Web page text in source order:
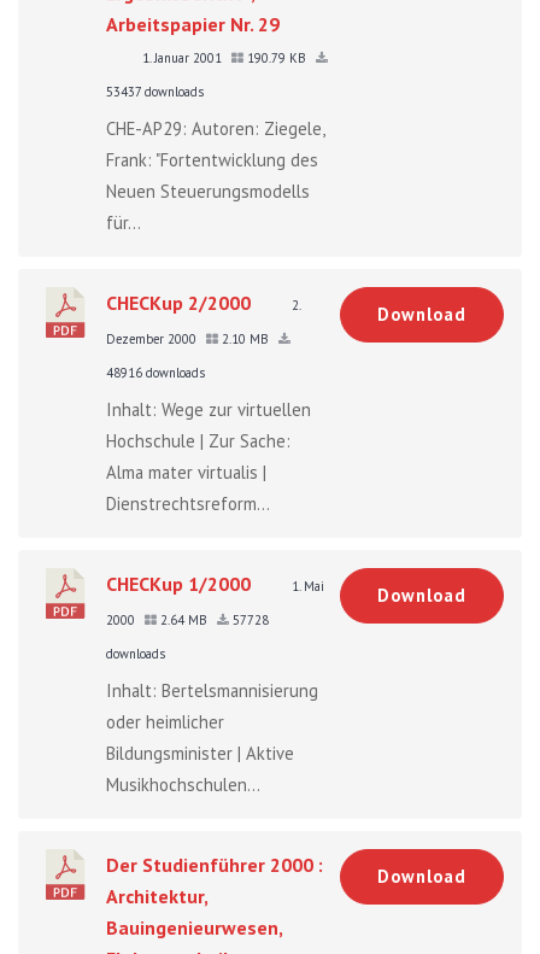
Arbeitspapier Nr. 29
1. Januar 2001
190.79 KB
53437 downloads
CHE-AP29: Autoren: Ziegele,
Frank: "Fortentwicklung des
Neuen Steuerungsmodells
für...
CHECKup 2/2000
2.
Dezember 2000
2.10 MB
48916 downloads
Inhalt: Wege zur virtuellen
Hochschule | Zur Sache:
Alma mater virtualis |
Dienstrechtsreform...
Download
CHECKup 1/2000
1. Mai
2000
2.64 MB
57728
downloads
Inhalt: Bertelsmannisierung
oder heimlicher
Bildungsminister | Aktive
Musikhochschulen...
Download
Der Studienführer 2000 :
Architektur,
Bauingenieurwesen,
Download